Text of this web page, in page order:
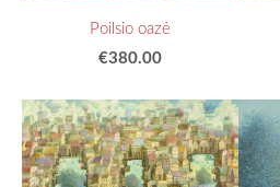
Poilsio oazė
€380.00